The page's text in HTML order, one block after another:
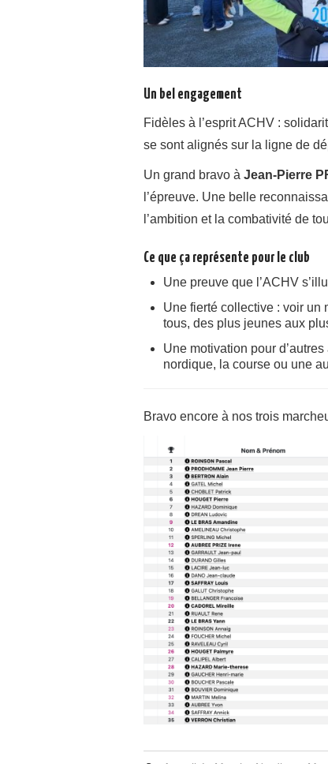
Un bel engagement
Fidèles à l’esprit ACHV :
se sont alignés sur la ligne de
Un grand bravo à Jean‑Pierre
l’épreuve. Une belle
l’ambition et la combativité de
Ce que ça représente pour le club
Une preuve que l’ACHV
Une fierté collective : voir un
tous, des plus jeunes aux
Une motivation pour
nordique, la course ou une
Bravo encore à nos trois